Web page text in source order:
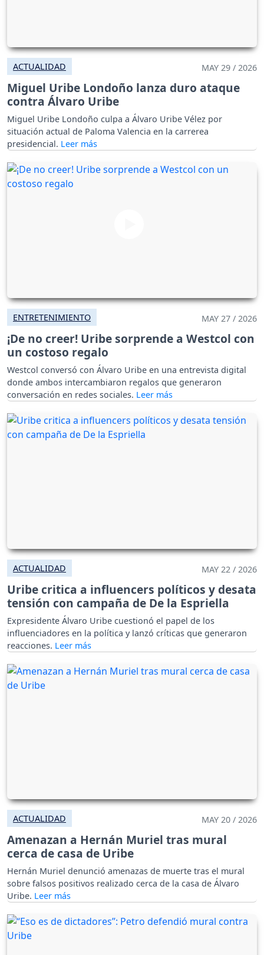
ACTUALIDAD MAY 29 / 2026
Miguel Uribe Londoño lanza duro ataque
contra Álvaro Uribe
Miguel Uribe Londoño culpa a Álvaro Uribe Vélez por
situación actual de Paloma Valencia en la carrerea
presidencial.
ENTRETENIMIENTO MAY 27 / 2026
¡De no creer! Uribe sorprende a Westcol con
un costoso regalo
Westcol conversó con Álvaro Uribe en una entrevista digital
donde ambos intercambiaron regalos que generaron
conversación en redes sociales.
ACTUALIDAD MAY 22 / 2026
Uribe critica a influencers políticos y desata
tensión con campaña de De la Espriella
Expresidente Álvaro Uribe cuestionó el papel de los
influenciadores en la política y lanzó críticas que generaron
reacciones.
ACTUALIDAD MAY 20 / 2026
Amenazan a Hernán Muriel tras mural
cerca de casa de Uribe
Hernán Muriel denunció amenazas de muerte tras el mural
sobre falsos positivos realizado cerca de la casa de Álvaro
Uribe.